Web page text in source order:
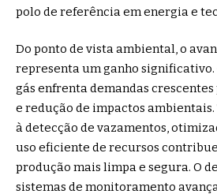
polo de referência em energia e
Do ponto de vista ambiental, o
representa um ganho significativo.
gás enfrenta demandas
e redução de impactos
à detecção de vazamentos,
uso eficiente de recursos
produção mais limpa e segura. O
sistemas de monitoramento